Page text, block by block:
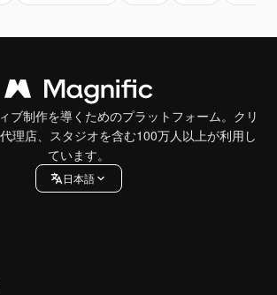
ブ制作を導くためのプラットフォーム。クリ
理店、スタジオを含む100万人以上が利用し
ています。
日本語